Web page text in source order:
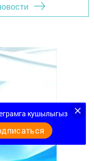
кушылыгыз